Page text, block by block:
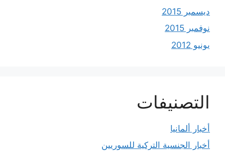
ديسمبر 2015
نوفمبر 2015
يونيو 2012
التصنيفات
أخبار ألمانيا
أخبار الجنسية التركية للسوريين